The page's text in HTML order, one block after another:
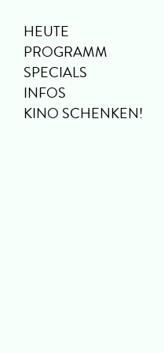
HEUTE
PROGRAMM
SPECIALS
INFOS
KINO SCHENKEN!